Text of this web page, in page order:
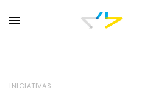
INICIATIVAS